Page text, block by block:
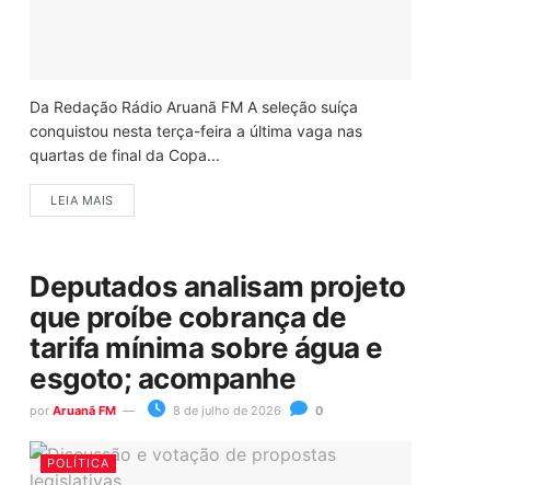
Da Redação Rádio Aruanã FM A seleção suíça
conquistou nesta terça-feira a última vaga nas
quartas de final da Copa...
LEIA MAIS
Deputados analisam projeto
que proíbe cobrança de
tarifa mínima sobre água e
esgoto; acompanhe
por Aruanã FM 8 de julho de 2026 0
POLÍTICA